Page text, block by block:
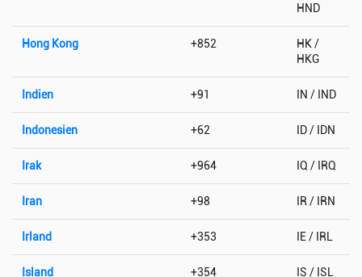
HND
Hong Kong +852
HK /
HKG
Indien +91 IN / IND
Indonesien +62 ID / IDN
Irak +964 IQ / IRQ
Iran +98 IR / IRN
Irland +353 IE / IRL
Island +354 IS / ISL